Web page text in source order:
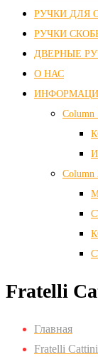
РУЧКИ ДЛЯ
РУЧКИ
ДВЕРНЫЕ
О НАС
Column
Column
Fratelli
Главная
Fratelli Cattini